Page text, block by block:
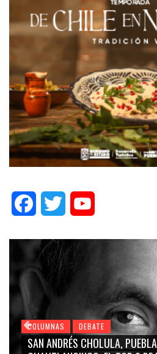
FacebookTwitter
COLUMNAS DEBATE
SAN ANDRÉS CHOLULA,